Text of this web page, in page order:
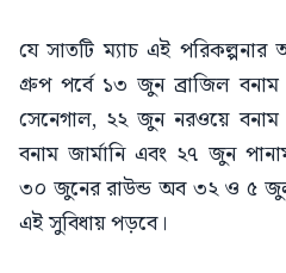
যে সাতটি ম্যাচ এই
গ্রুপ পর্বে ১৩ জুন ব্রাজিল
সেনেগাল, ২২ জুন নরওয়ে
বনাম জার্মানি এবং ২৭ জুন
৩০ জুনের রাউন্ড অব ৩২ ও ৫
এই সুবিধায় পড়বে।